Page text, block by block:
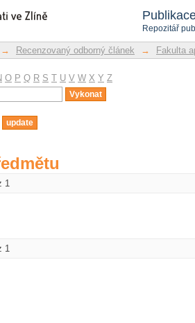
Repozitář
→ Recenzovaný odborný článek → Fakulta
O P Q R S T U V W X Y Z
1
1